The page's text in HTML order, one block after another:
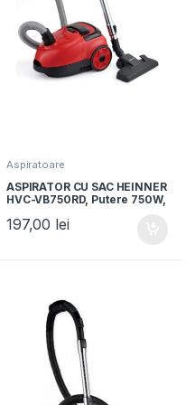
Aspiratoare
ASPIRATOR CU SAC HEINNER
HVC-VB750RD, Putere 750W,
variabil al puterii, Rosu
197,00 lei